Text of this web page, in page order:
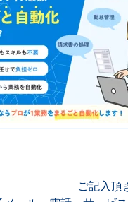
ご記入頂